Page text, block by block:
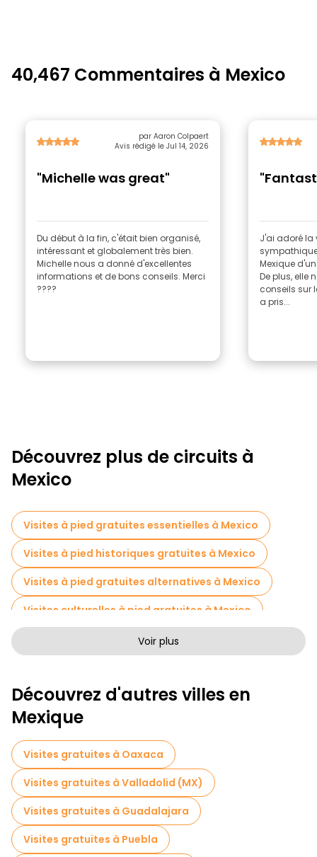
40,467 Commentaires à Mexico
par Aaron Colpaert
Avis rédigé le Jul 14, 2026
"Michelle was great"
Du début à la fin, c'était bien organisé,
intéressant et globalement très bien.
Michelle nous a donné d'excellentes
informations et de bons conseils. Merci
????
J'ai adoré la
Mexique
De plus, elle
conseils sur
a pris...
Découvrez plus de circuits à
Mexico
Visites à pied gratuites essentielles à Mexico
Visites à pied historiques gratuites à Mexico
Visites à pied gratuites alternatives à Mexico
Visites culturelles à pied gratuites à Mexico
Visites à pied sans art à Mexico
Activités sportives à Mexico
Visites autoguidées en Mexico
Musées en Mexico
Visite gratuite de la vieille ville à Mexico
Visites de marchés en Mexico
Voir plus
Découvrez d'autres villes en
Mexique
Visites gratuites à Oaxaca
Visites gratuites à Valladolid (MX)
Visites gratuites à Guadalajara
Visites gratuites à Puebla